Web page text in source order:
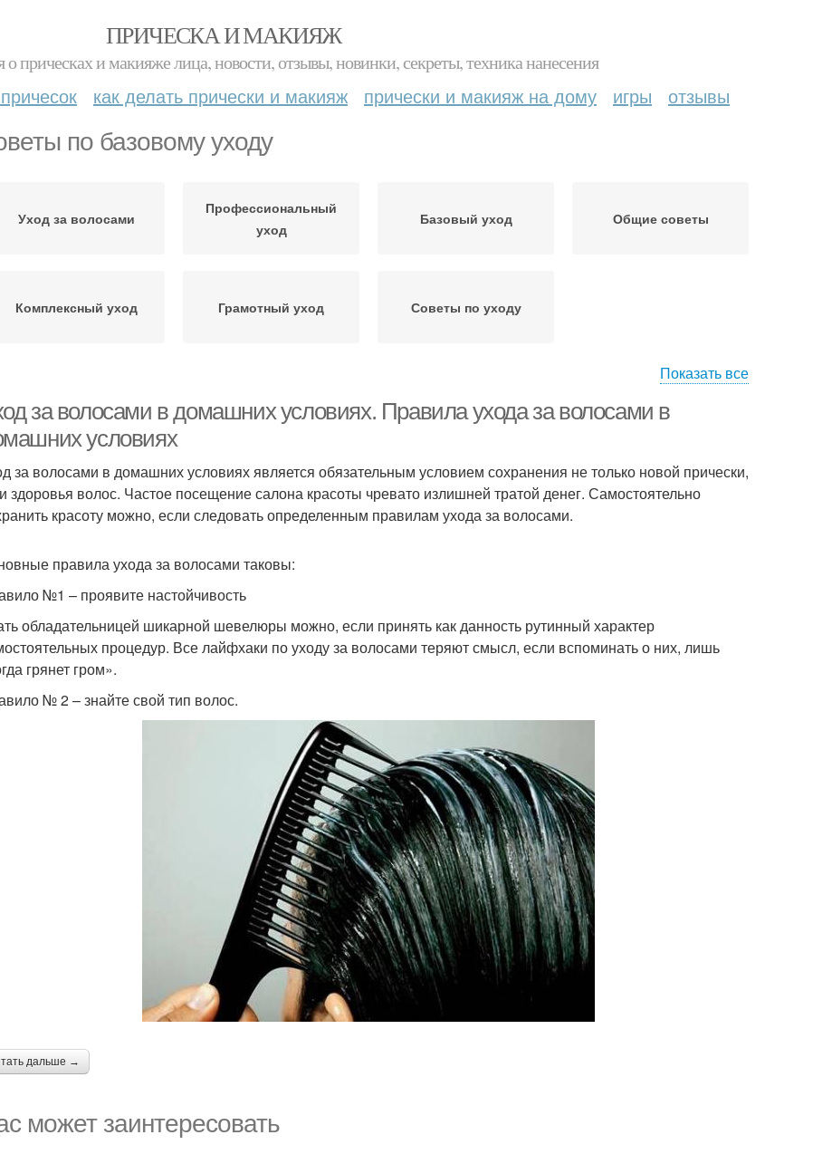
ПРИЧЕСКА И МАКИЯЖ
прическах и макияже лица, новости, отзывы, новинки, секреты, техника нанесения
как делать прически и макияж прически и макияж на дому игры отзывы
по базовому уходу
Уход за волосами
Профессиональный
уход
Базовый уход Общие советы
Комплексный уход Грамотный уход Советы по уходу
Показать все
за волосами в домашних условиях. Правила ухода за волосами в
условиях
за волосами в домашних условиях является обязательным условием сохранения не только новой прически,
здоровья волос. Частое посещение салона красоты чревато излишней тратой денег. Самостоятельно
красоту можно, если следовать определенным правилам ухода за волосами.
правила ухода за волосами таковы:
№1 – проявите настойчивость
обладательницей шикарной шевелюры можно, если принять как данность рутинный характер
процедур. Все лайфхаки по уходу за волосами теряют смысл, если вспоминать о них, лишь
грянет гром».
№ 2 – знайте свой тип волос.
дальше →
может заинтересовать